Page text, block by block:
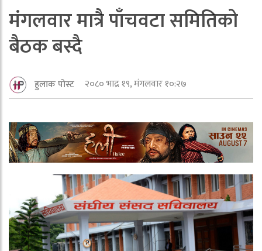
मंगलवार मात्रै पाँचवटा समितिको
बैठक बस्दै
हुलाक पोस्ट २०८० भाद्र १९, मंगलवार १०:२७